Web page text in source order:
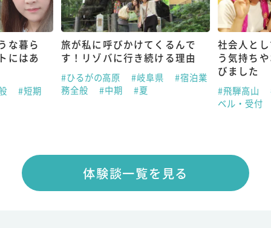
な暮ら
にはあ
#短期
旅が私に呼びかけてくるんで
す！リゾバに行き続ける理由
#ひるがの高原 #岐阜県
#宿泊業
務全般
#中期 #夏
社会人と
う気持ち
びました
#飛騨高山
ベル・受付
体験談一覧を見る